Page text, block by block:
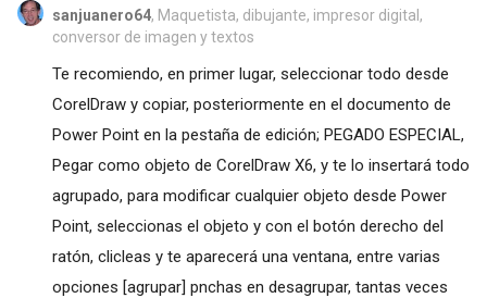
sanjuanero64, Maquetista, dibujante, impresor digital,
conversor de imagen y textos
Te recomiendo, en primer lugar, seleccionar todo desde
CorelDraw y copiar, posteriormente en el documento de
Power Point en la pestaña de edición; PEGADO ESPECIAL,
Pegar como objeto de CorelDraw X6, y te lo insertará todo
agrupado, para modificar cualquier objeto desde Power
Point, seleccionas el objeto y con el botón derecho del
ratón, clicleas y te aparecerá una ventana, entre varias
opciones [agrupar] pnchas en desagrupar, tantas veces